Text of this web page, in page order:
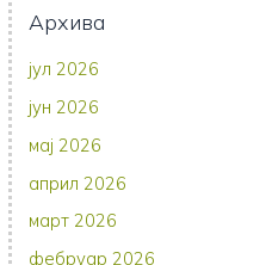
Архива
јул 2026
јун 2026
мај 2026
април 2026
март 2026
фебруар 2026